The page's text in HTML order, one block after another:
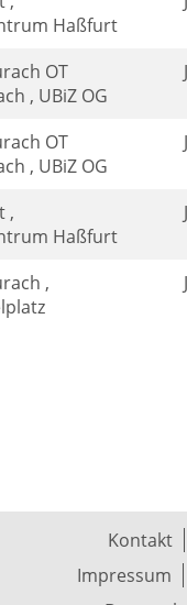
Haßfurt
OT
, UBiZ OG
OT
, UBiZ OG
,
Haßfurt
,
Kontakt
Impressum